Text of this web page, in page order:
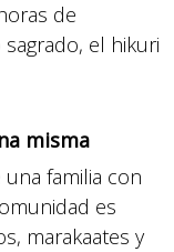
de
el hikuri
misma
familia con
es
marakaates y